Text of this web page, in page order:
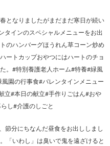
となりましたがまだまだ寒日が続い
タインのスペシャルメニューをお出
のハンバーグほうれん草コーン炒め
ートカップおやつにはハートのチョ
。#特別養護老人ホーム#特養#緑風
園の行事食#バレンタインメニュー
立#本日の献立#手作りごはん#おや
し#介護のしごと
節分にちなんだ昼食をお出ししまし
「いわし」は臭いで鬼を遠ざけると